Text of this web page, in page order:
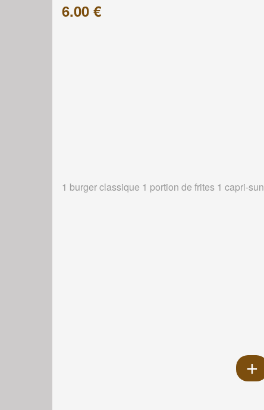
6.00 €
1 burger classique 1 portion de frites 1 capri-sun